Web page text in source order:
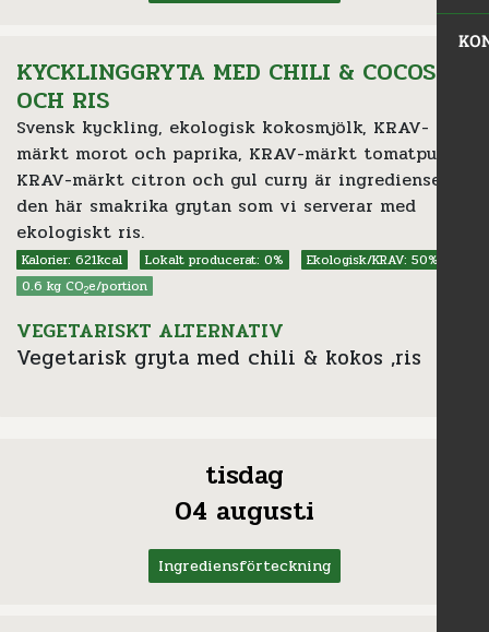
KYCKLINGGRYTA MED CHILI & COCOS
OCH RIS
Svensk kyckling, ekologisk kokosmjölk, KRAV-
märkt morot och paprika, KRAV-märkt tomatpuré,
KRAV-märkt citron och gul curry är ingredienser i
den här smakrika grytan som vi serverar med
ekologiskt ris.
Kalorier: 621kcal Lokalt producerat: 0%
Ekologisk/KRAV: 50%
0.6 kg CO2e/portion
VEGETARISKT ALTERNATIV
Vegetarisk gryta med chili & kokos ,ris
tisdag
04 augusti
Ingrediensförteckning